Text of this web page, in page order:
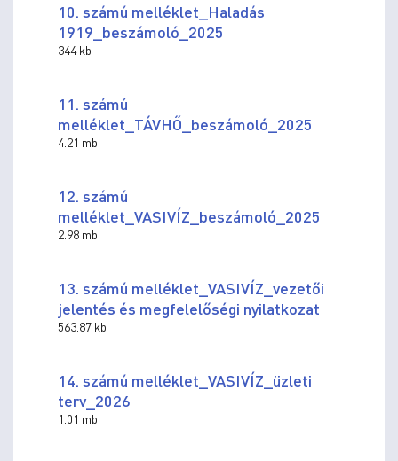
10. számú melléklet_Haladás
1919_beszámoló_2025
344 kb
11. számú
melléklet_TÁVHŐ_beszámoló_2025
4.21 mb
12. számú
melléklet_VASIVÍZ_beszámoló_2025
2.98 mb
13. számú melléklet_VASIVÍZ_vezetői
jelentés és megfelelőségi nyilatkozat
563.87 kb
14. számú melléklet_VASIVÍZ_üzleti
terv_2026
1.01 mb